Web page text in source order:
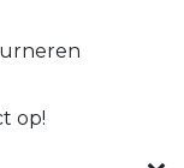
op!